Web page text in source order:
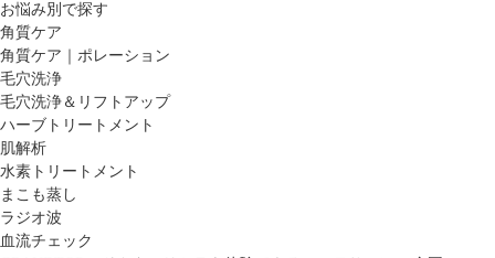
お悩み別で探す
角質ケア
角質ケア｜ポレーション
毛穴洗浄
毛穴洗浄＆リフトアップ
ハーブトリートメント
肌解析
水素トリートメント
まこも蒸し
ラジオ波
血流チェック